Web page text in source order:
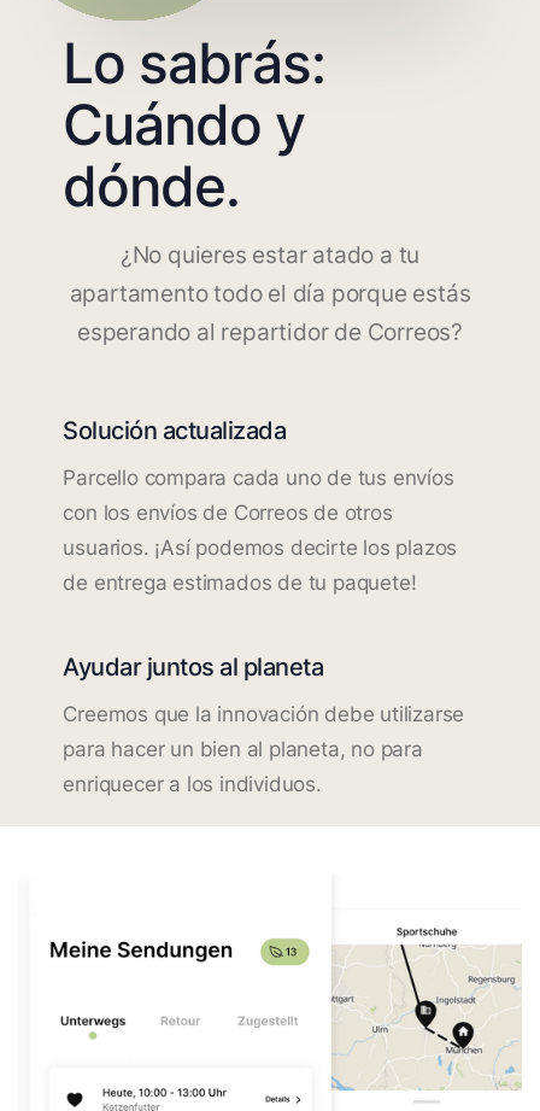
Lo sabrás:
Cuándo y
dónde.
¿No quieres estar atado a tu
apartamento todo el día porque estás
esperando al repartidor de Correos?
Solución actualizada
Parcello compara cada uno de tus envíos
con los envíos de Correos de otros
usuarios. ¡Así podemos decirte los plazos
de entrega estimados de tu paquete!
Ayudar juntos al planeta
Creemos que la innovación debe utilizarse
para hacer un bien al planeta, no para
enriquecer a los individuos.